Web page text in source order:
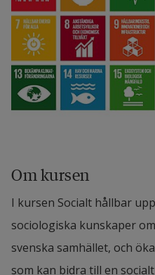
Om kursen
I kursen Socialt hållbar
sociologiska kunskaper
svenska samhället, och
som kan bidra till en